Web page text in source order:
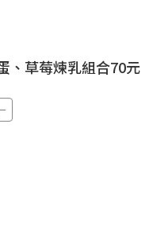
、草莓煉乳組合70元